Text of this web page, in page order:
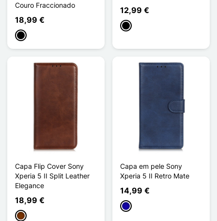
Couro Fraccionado
18,99 €
Preto
12,99 €
Preto
Capa Flip Cover Sony
Xperia 5 II Split Leather
Elegance
18,99 €
Café
Capa em pele Sony
Xperia 5 II Retro Mate
14,99 €
Azul Escuro